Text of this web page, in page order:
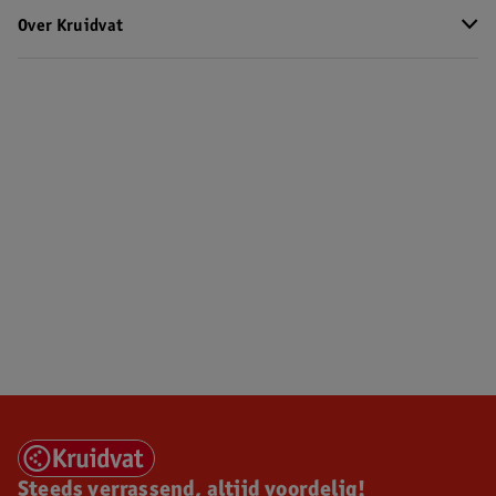
Over Kruidvat
Steeds verrassend, altijd voordelig!